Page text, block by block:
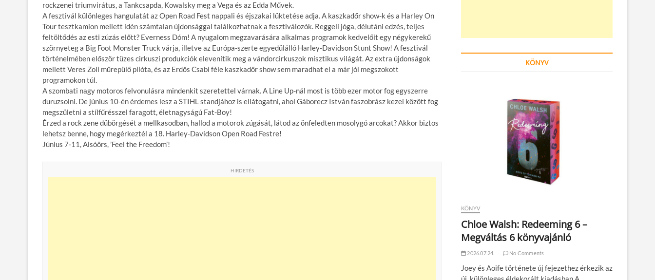
rockzenei triumvirátus, a Tankcsapda, Kowalsky meg a Vega és az Edda Művek.
A fesztivál különleges hangulatát az Open Road Fest nappali és éjszakai lüktetése adja. A kaszkadőr show-k és a Harley On
Tour tesztkamion mellett idén számtalan újdonsággal találkozhatnak a fesztiválozók. Reggeli jóga, délutáni edzés, teljes
feltöltődés az esti zúzás előtt? Everness Dóm! A nyugalom megzavarására alkalmas programok kedvelőit egy négykerekű
szörnyeteg a Big Foot Monster Truck várja, illetve az Európa-szerte egyedülálló Harley-Davidson Stunt Show! A fesztivál
történelmében először tüzes cirkuszi produkciók elevenítik meg a vándorcirkuszok misztikus világát. Az extra újdonságok
mellett Veres Zoli műrepülő pilóta, és az Erdős Csabi féle kaszkadőr show sem maradhat el a már jól megszokott
programokon túl.
A szombati nagy motoros felvonulásra mindenkit szeretettel várnak. A Line Up-nál most is több ezer motor fog egyszerre
duruzsolni. De június 10-én érdemes lesz a STIHL standjához is ellátogatni, ahol Gáborecz István faszobrász kezei között fog
megszületni a stílfűrésszel faragott, életnagyságú Fat-Boy!
Érzed a rock zene dübörgését a mellkasodban, hallod a motorok zúgását, látod az önfeledten mosolygó arcokat? Akkor biztos
lehetsz benne, hogy megérkeztél a 18. Harley-Davidson Open Road Festre!
Június 7-11, Alsóörs, ’Feel the Freedom’!
HIRDETÉS
KÖNYV
KÖNYV
Chloe Walsh: Redeeming 6 –
Megváltás 6 könyvajánló
2026.07.24. No Comments
Joey és Aoife története új fejezethez érkezik az